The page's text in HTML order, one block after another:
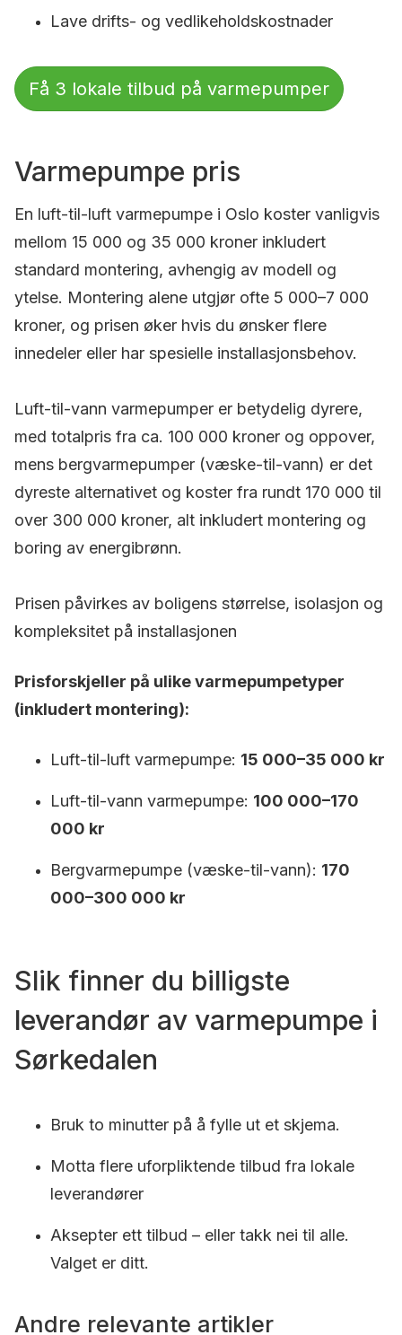
Lave drifts- og vedlikeholdskostnader
Få 3 lokale tilbud på varmepumper
Varmepumpe pris
En luft-til-luft varmepumpe i Oslo koster vanligvis
mellom 15 000 og 35 000 kroner inkludert
standard montering, avhengig av modell og
ytelse. Montering alene utgjør ofte 5 000–7 000
kroner, og prisen øker hvis du ønsker flere
innedeler eller har spesielle installasjonsbehov.
Luft-til-vann varmepumper er betydelig dyrere,
med totalpris fra ca. 100 000 kroner og oppover,
mens bergvarmepumper (væske-til-vann) er det
dyreste alternativet og koster fra rundt 170 000 til
over 300 000 kroner, alt inkludert montering og
boring av energibrønn.
Prisen påvirkes av boligens størrelse, isolasjon og
kompleksitet på installasjonen
Prisforskjeller på ulike varmepumpetyper
(inkludert montering):
Luft-til-luft varmepumpe: 15 000–35 000 kr
Luft-til-vann varmepumpe: 100 000–170
000 kr
Bergvarmepumpe (væske-til-vann): 170
000–300 000 kr
Slik finner du billigste
leverandør av varmepumpe i
Sørkedalen
Bruk to minutter på å fylle ut et skjema.
Motta flere uforpliktende tilbud fra lokale
leverandører
Aksepter ett tilbud – eller takk nei til alle.
Valget er ditt.
Andre relevante artikler